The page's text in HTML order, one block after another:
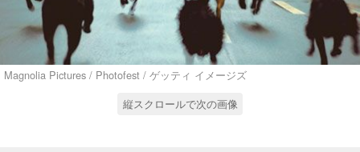
Magnolia Pictures / Photofest / ゲッティ イメージズ
縦スクロールで次の画像